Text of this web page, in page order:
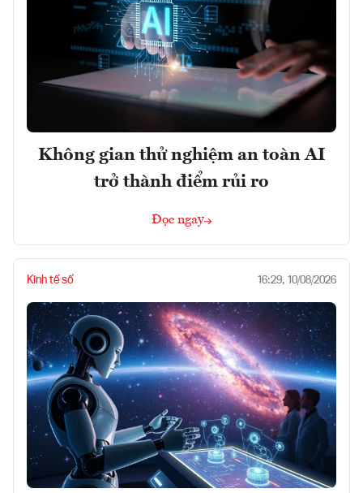
Không gian thử nghiệm an toàn AI
trở thành điểm rủi ro
Đọc ngay
Kinh tế số 16:29, 10/08/2026